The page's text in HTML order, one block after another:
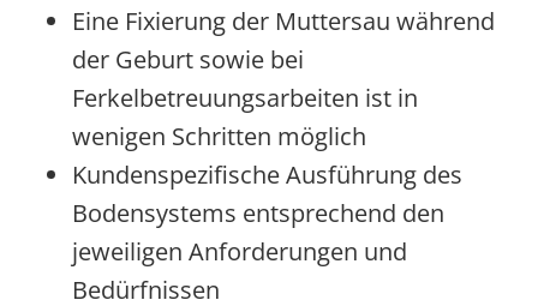
Eine Fixierung der Muttersau während
der Geburt sowie bei
Ferkelbetreuungsarbeiten ist in
wenigen Schritten möglich
Kundenspezifische Ausführung des
Bodensystems entsprechend den
jeweiligen Anforderungen und
Bedürfnissen